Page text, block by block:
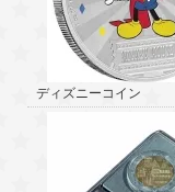
ディズニーコイン